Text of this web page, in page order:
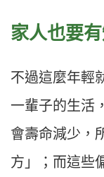
家人也要
不過這麼年輕
一輩子的生活
會壽命減少，
方」；而這些